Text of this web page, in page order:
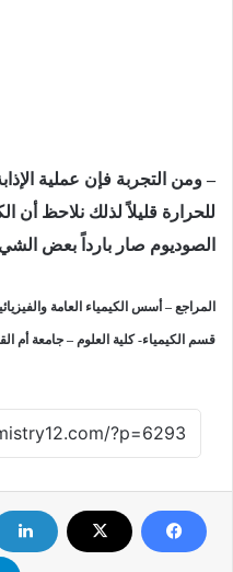
– ومن التجربة فإن عملیة
للحرارة قلیلاً لذلك نلاحظ أن
الصوديوم صار بارداً بعض
المراجع – أسس الكيمياء العامة
قسم الكيمياء- كلية العلوم – جامعة أم